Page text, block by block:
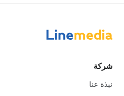
شركة
نبذة عنا